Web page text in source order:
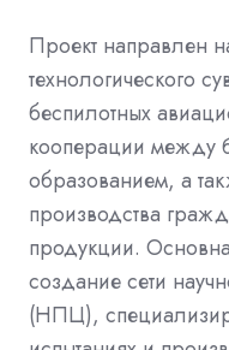
Проект направлен
технологического
беспилотных
кооперации между
образованием, а
производства
продукции.
создание сети
(НПЦ),